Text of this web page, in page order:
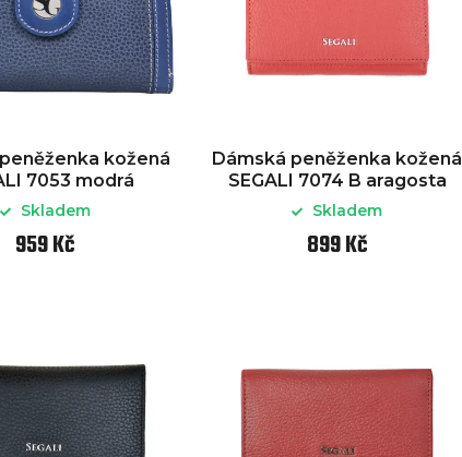
kožená
7053 modrá
Skladem
959 Kč
Dámská peněženka kožená
SEGALI 7074 B aragosta
Skladem
899 Kč